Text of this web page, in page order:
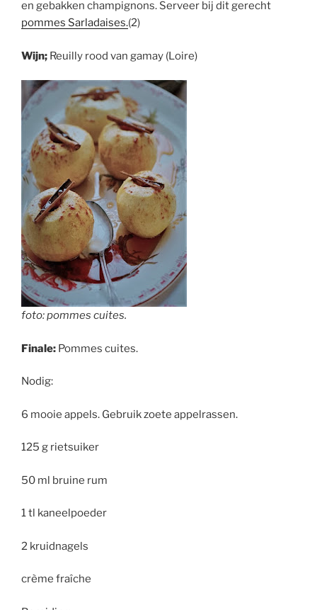
en gebakken champignons. Serveer bij dit gerecht
pommes Sarladaises.(2)
Wijn; Reuilly rood van gamay (Loire)
foto: pommes cuites.
Finale: Pommes cuites.
Nodig:
6 mooie appels. Gebruik zoete appelrassen.
125 g rietsuiker
50 ml bruine rum
1 tl kaneelpoeder
2 kruidnagels
crème fraîche